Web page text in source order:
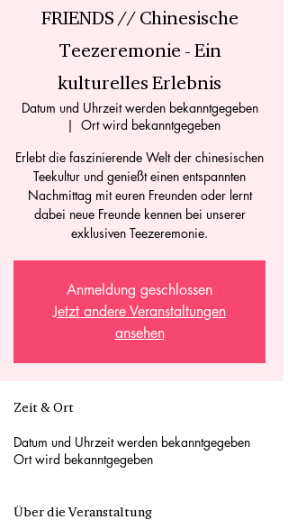
FRIENDS // Chinesische
Teezeremonie - Ein
kulturelles Erlebnis
Datum und Uhrzeit werden bekanntgegeben
  |
Ort wird bekanntgegeben
Erlebt die faszinierende Welt der chinesischen
Teekultur und genießt einen entspannten
Nachmittag mit euren Freunden oder lernt
dabei neue Freunde kennen bei unserer
exklusiven Teezeremonie.
Anmeldung geschlossen
Jetzt andere Veranstaltungen
ansehen
Zeit & Ort
Datum und Uhrzeit werden bekanntgegeben
Ort wird bekanntgegeben
Über die Veranstaltung